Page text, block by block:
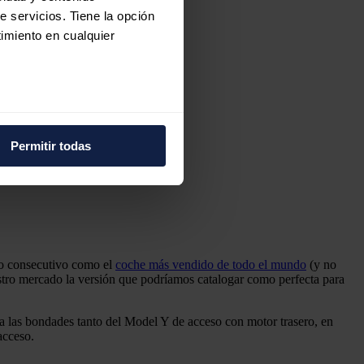
servicios. Tiene la opción
en cualquier
Permitir todas
consecutivo como el coche más vendido de todo el mundo (y no
mercado la versión que podríamos catalogar como perfecta para
bondades tanto del Model Y de acceso con motor trasero, en